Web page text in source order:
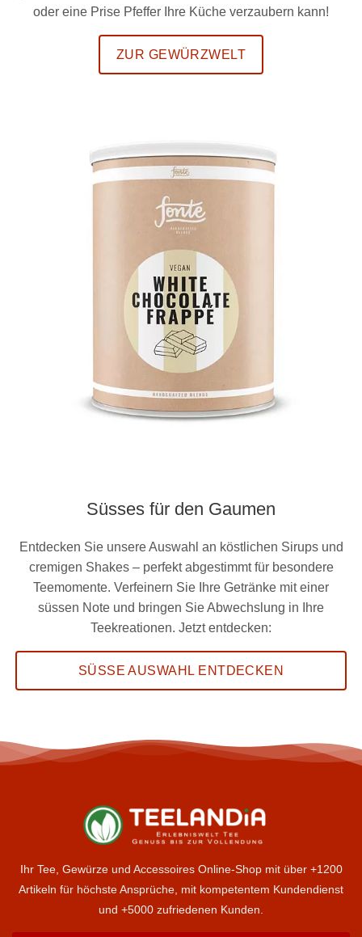
oder eine Prise Pfeffer Ihre Küche verzaubern kann!
ZUR GEWÜRZWELT
Süsses für den Gaumen
Entdecken Sie unsere Auswahl an köstlichen Sirups und
cremigen Shakes – perfekt abgestimmt für besondere
Teemomente. Verfeinern Sie Ihre Getränke mit einer
süssen Note und bringen Sie Abwechslung in Ihre
Teekreationen. Jetzt entdecken:
SÜSSE AUSWAHL ENTDECKEN
Ihr Tee, Gewürze und Accessoires Online-Shop mit über +1200
Artikeln für höchste Ansprüche, mit kompetentem Kundendienst
und +5000 zufriedenen Kunden.